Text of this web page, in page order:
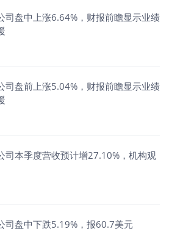
司盘中上涨6.64%，财报前瞻显示业绩
司盘前上涨5.04%，财报前瞻显示业绩
司本季度营收预计增27.10%，机构观
司盘中下跌5.19%，报60.7美元